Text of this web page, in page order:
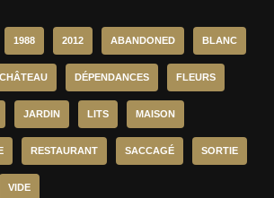
1988 2012 ABANDONED BLANC
CHÂTEAU DÉPENDANCES FLEURS
JARDIN LITS MAISON
RESTAURANT SACCAGÉ SORTIE
VIDE